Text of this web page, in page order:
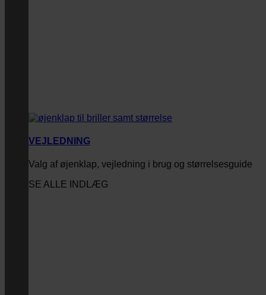
VEJLEDNING
Valg af øjenklap, vejledning i brug og størrelsesguide
SE ALLE INDLÆG